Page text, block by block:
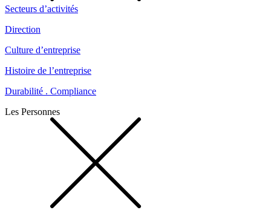
Secteurs d’activités
Direction
Culture d’entreprise
Histoire de l’entreprise
Durabilité . Compliance
Les Personnes